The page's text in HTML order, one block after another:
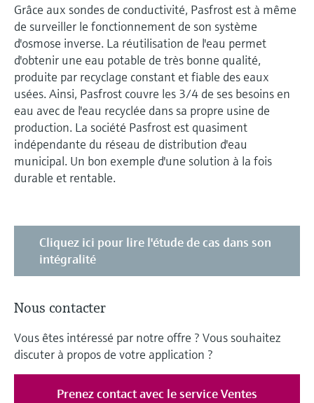
Grâce aux sondes de conductivité, Pasfrost est à même
de surveiller le fonctionnement de son système
d'osmose inverse. La réutilisation de l'eau permet
d'obtenir une eau potable de très bonne qualité,
produite par recyclage constant et fiable des eaux
usées. Ainsi, Pasfrost couvre les 3/4 de ses besoins en
eau avec de l'eau recyclée dans sa propre usine de
production. La société Pasfrost est quasiment
indépendante du réseau de distribution d'eau
municipal. Un bon exemple d'une solution à la fois
durable et rentable.
Cliquez ici pour lire l'étude de cas dans son
intégralité
Nous contacter
Vous êtes intéressé par notre offre ? Vous souhaitez
discuter à propos de votre application ?
Prenez contact avec le service Ventes